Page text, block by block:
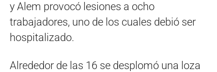
y Alem provocó lesiones a ocho
trabajadores, uno de los cuales debió ser
hospitalizado.
Alrededor de las 16 se desplomó una loza